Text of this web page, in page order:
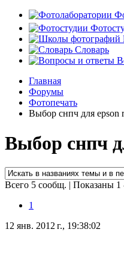
Словарь
Главная
Форумы
Фотопечать
Выбор снпч для epson
Выбор снпч
Всего 5 сообщ. | Показаны 1
1
12 янв. 2012 г., 19:38:02